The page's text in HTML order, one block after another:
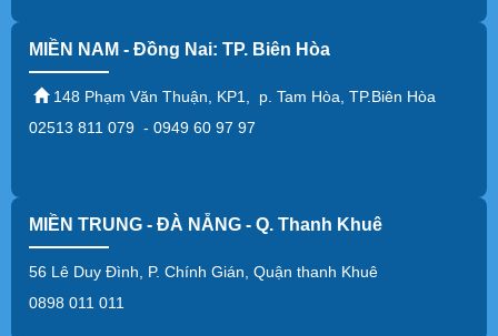
MIỀN NAM - Đồng Nai: TP. Biên Hòa
148 Phạm Văn Thuận, KP1, p. Tam Hòa, TP.Biên Hòa
02513 811 079 - 0949 60 97 97
MIỀN TRUNG - ĐÀ NẴNG - Q. Thanh Khuê
56 Lê Duy Đình, P. Chính Gián, Quận thanh Khuê
0898 011 011